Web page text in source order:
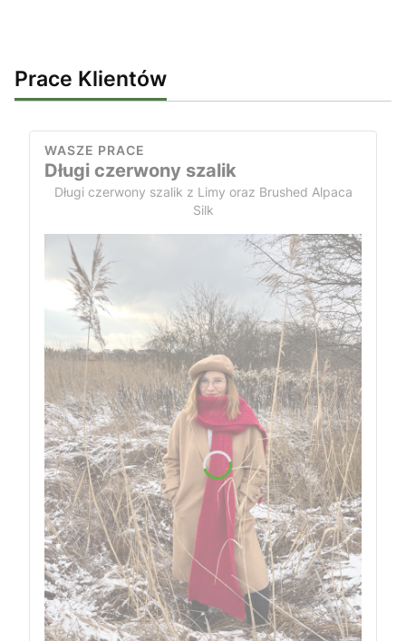
Prace Klientów
WASZE PRACE
Długi czerwony szalik
Długi czerwony szalik z Limy oraz Brushed Alpaca
Silk